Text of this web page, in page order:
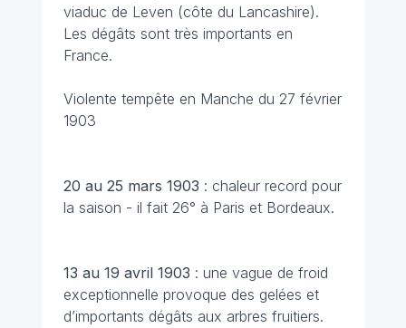
viaduc de Leven (côte du Lancashire).
Les dégâts sont très importants en
France.
Violente tempête en Manche du 27 février
1903
20 au 25 mars 1903 : chaleur record pour
la saison - il fait 26° à Paris et Bordeaux.
13 au 19 avril 1903 : une vague de froid
exceptionnelle provoque des gelées et
d’importants dégâts aux arbres fruitiers.